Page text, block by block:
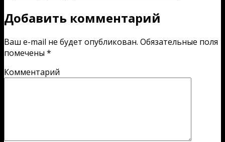
Добавить комментарий
Ваш e-mail не будет опубликован. Обязательные поля
помечены *
Комментарий